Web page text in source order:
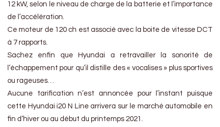
12 kW, selon le niveau de charge de la batterie et l’importance
de l’accélération.
Ce moteur de 120 ch est associé avec la boite de vitesse DCT
à 7 rapports.
Sachez enfin que Hyundai a retravailler la sonorité de
l’échappement pour qu’il distille des « vocalises » plus sportives
ou rageuses…
Aucune tarification n’est annoncée pour l’instant puisque
cette Hyundai i20 N Line arrivera sur le marché automobile en
fin d’hiver ou au début du printemps 2021.